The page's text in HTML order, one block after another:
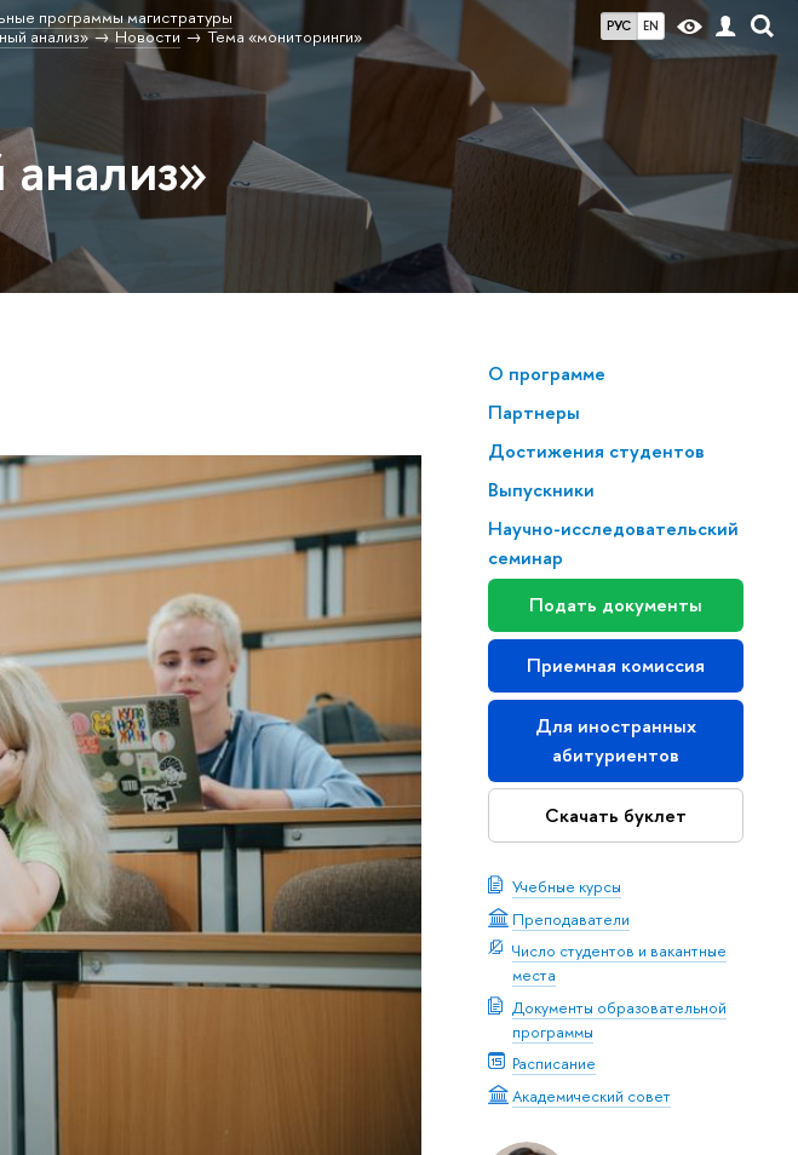
РУС EN
программы магистратуры
анализ» Новости Тема «мониторинги»
О программе
Партнеры
Достижения студентов
Выпускники
Научно-исследовательский
семинар
Подать документы
Приемная комиссия
Для иностранных
абитуриентов
Скачать буклет
Учебные курсы
Преподаватели
Число студентов и вакантные
места
Документы образовательной
программы
Расписание
Академический совет